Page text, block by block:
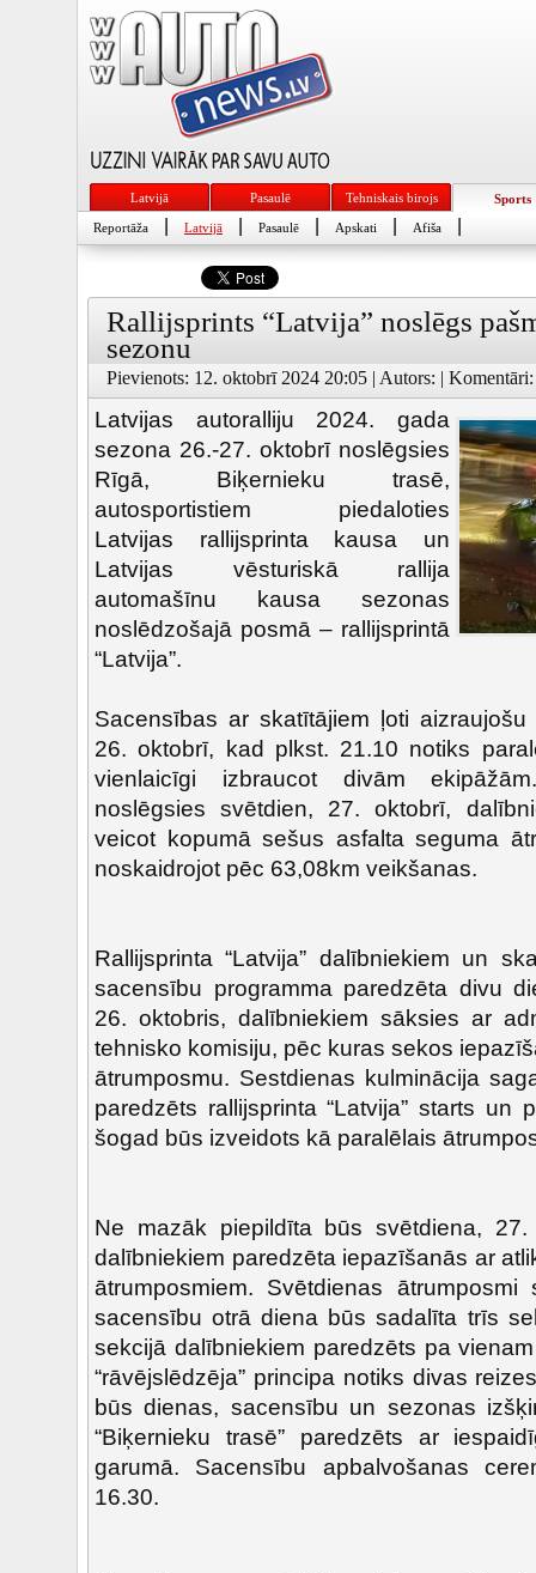
Latvijā Pasaulē Tehniskais birojs
Sports
Reportāža
Latvijā Pasaulē Apskati Afiša
Rallijsprints “Latvija” noslēgs
sezonu
Pievienots: 12. oktobrī 2024 20:05 | Autors: |
Latvijas autoralliju 2024. gada
sezona 26.-27. oktobrī noslēgsies
Rīgā, Biķernieku trasē,
autosportistiem piedaloties
Latvijas rallijsprinta kausa un
Latvijas vēsturiskā rallija
automašīnu kausa sezonas
noslēdzošajā posmā – rallijsprintā
“Latvija”.
Sacensības ar skatītājiem ļoti
26. oktobrī, kad plkst. 21.10 notiks
vienlaicīgi izbraucot divām
noslēgsies svētdien, 27. oktobrī,
veicot kopumā sešus asfalta seguma
noskaidrojot pēc 63,08km veikšanas.
Rallijsprinta “Latvija” dalībniekiem un
sacensību programma paredzēta divu
26. oktobris, dalībniekiem sāksies ar
tehnisko komisiju, pēc kuras sekos
ātrumposmu. Sestdienas kulminācija
paredzēts rallijsprinta “Latvija” starts un
šogad būs izveidots kā paralēlais
Ne mazāk piepildīta būs svētdiena,
dalībniekiem paredzēta iepazīšanās ar
ātrumposmiem. Svētdienas
sacensību otrā diena būs sadalīta trīs
sekcijā dalībniekiem paredzēts pa
“rāvējslēdzēja” principa notiks divas
būs dienas, sacensību un sezonas
“Biķernieku trasē” paredzēts ar
garumā. Sacensību apbalvošanas
16.30.